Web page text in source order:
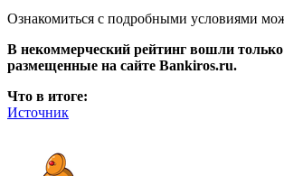
Ознакомиться с подробными условиями
В некоммерческий рейтинг вошли
размещенные на сайте Bankiros.ru.
Что в итоге:
Источник